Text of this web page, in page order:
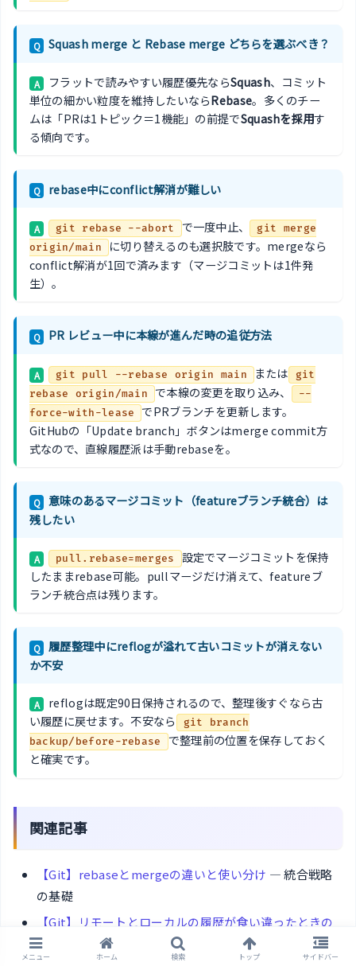
Q Squash merge と Rebase merge どちらを選ぶべき？
A フラットで読みやすい履歴優先ならSquash、コミット
単位の細かい粒度を維持したいならRebase。多くのチー
ムは「PRは1トピック＝1機能」の前提でSquashを採用す
る傾向です。
Q rebase中にconflict解消が難しい
A git rebase --abort で一度中止、 git merge
origin/main
に切り替えるのも選択肢です。mergeなら
conflict解消が1回で済みます（マージコミットは1件発
生）。
Q PR レビュー中に本線が進んだ時の追従方法
A git pull --rebase origin main または
git
rebase origin/main
で本線の変更を取り込み、
--
force-with-lease
でPRブランチを更新します。
GitHubの「Update branch」ボタンはmerge commit方
式なので、直線履歴派は手動rebaseを。
Q
意味のあるマージコミット（featureブランチ統合）は
残したい
A pull.rebase=merges
設定でマージコミットを保持
したままrebase可能。pullマージだけ消えて、featureブ
ランチ統合点は残ります。
Q
履歴整理中にreflogが溢れて古いコミットが消えない
か不安
A
reflogは既定90日保持されるので、整理後すぐなら古
い履歴に戻せます。不安なら
git branch
backup/before-rebase
で整理前の位置を保存しておく
と確実です。
関連記事
【Git】rebaseとmergeの違いと使い分け — 統合戦略
の基礎
【Git】リモートとローカルの履歴が食い違ったときの
同期方法
— pull戦略の選び方
メニュー ホーム 検索 トップ サイドバー